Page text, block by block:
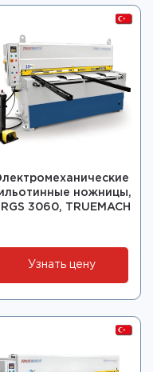
ножницы,
3060, TRUEMACH
Узнать цену